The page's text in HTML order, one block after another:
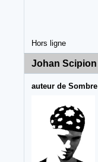
Hors ligne
Johan Scipion
auteur de Sombre